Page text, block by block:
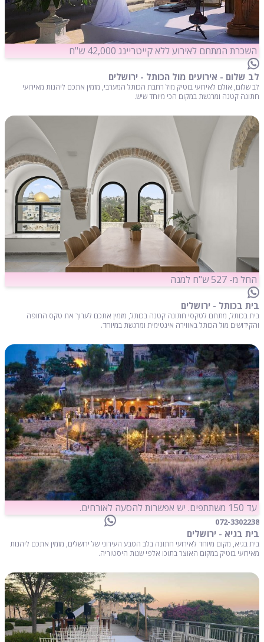
השכרת המתחם לאירוע ללא קייטריינג 42,000 ש"ח
לב שלום - אירועים מול הכותל - ירושלים
לב שלום, אולם לאירועי בוטיק מול רחבת הכותל המערבי, מזמין אתכם ליהנות מאירועי
חתונה קטנה ומרגשת במקום הכי מיוחד שיש.
החל מ- 527 ש"ח למנה
בית בכותל - ירושלים
בית בכותל, מתחם לטקסי חתונה קטנה בכותל, מזמין אתכם לערוך את טקס החופה
והקידושים מול הכותל באווירה אינטימית ומרגשת במיוחד.
עד 150 משתתפים. יש אפשרות להסעה לאורחים.
072-3302238
בית בגיא - ירושלים
בית בגיא, מקום מיוחד לאירועי חתונה בלב הטבע העירוני של ירושלים, מזמין אתכם ליהנות
מאירועי בוטיק במקום האוצר בתוכו אלפי שנות היסטוריה.